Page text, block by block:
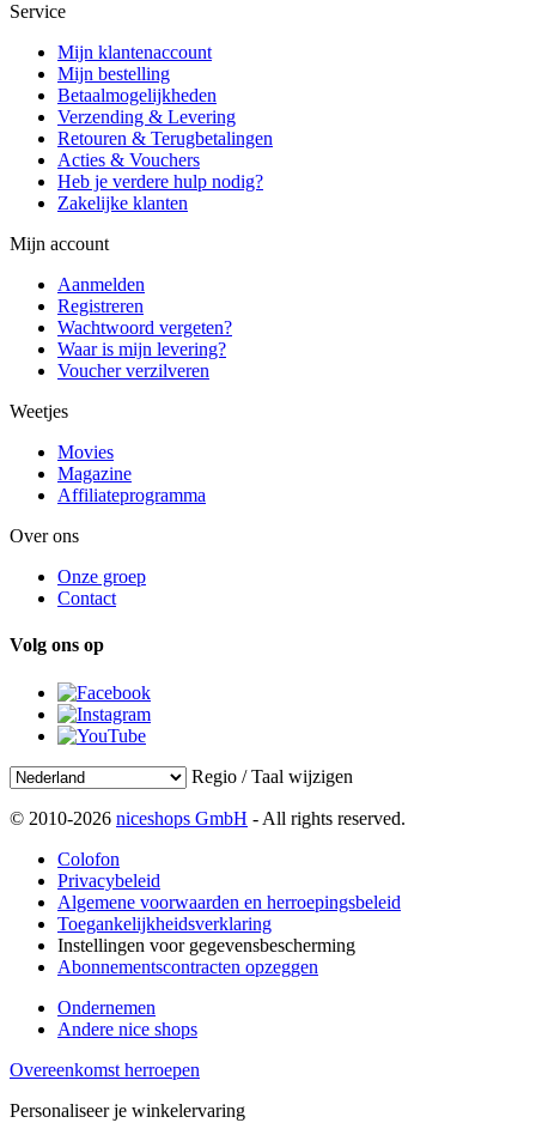
Service
Mijn klantenaccount
Mijn bestelling
Betaalmogelijkheden
Verzending & Levering
Retouren & Terugbetalingen
Acties & Vouchers
Heb je verdere hulp nodig?
Zakelijke klanten
Mijn account
Aanmelden
Registreren
Wachtwoord vergeten?
Waar is mijn levering?
Voucher verzilveren
Weetjes
Movies
Magazine
Affiliateprogramma
Over ons
Onze groep
Contact
Volg ons op
Regio / Taal wijzigen
© 2010-2026 niceshops GmbH - All rights reserved.
Colofon
Privacybeleid
Algemene voorwaarden en herroepingsbeleid
Toegankelijkheidsverklaring
Instellingen voor gegevensbescherming
Abonnementscontracten opzeggen
Ondernemen
Andere nice shops
Overeenkomst herroepen
Personaliseer je winkelervaring